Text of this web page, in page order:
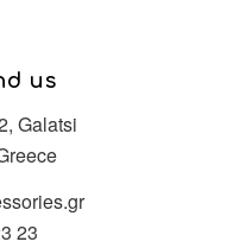
us
Galatsi
23